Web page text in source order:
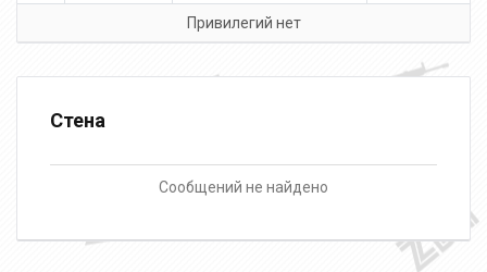
Привилегий нет
Стена
Сообщений не найдено